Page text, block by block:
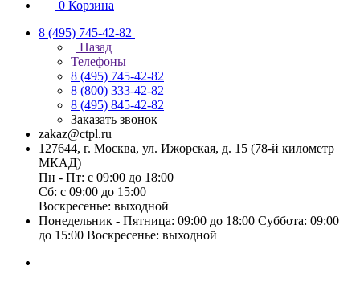
0 Корзина
8 (495) 745-42-82
Назад
Телефоны
8 (495) 745-42-82
8 (800) 333-42-82
8 (495) 845-42-82
Заказать звонок
zakaz@ctpl.ru
127644, г. Москва, ул. Ижорская, д. 15 (78-й километр
МКАД)
Пн - Пт: с 09:00 до 18:00
Сб: с 09:00 до 15:00
Воскресенье: выходной
Понедельник - Пятница: 09:00 до 18:00 Суббота: 09:00
до 15:00 Воскресенье: выходной